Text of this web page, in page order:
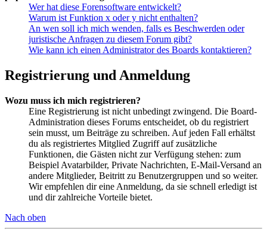
Wer hat diese Forensoftware entwickelt?
Warum ist Funktion x oder y nicht enthalten?
An wen soll ich mich wenden, falls es Beschwerden oder
juristische Anfragen zu diesem Forum gibt?
Wie kann ich einen Administrator des Boards kontaktieren?
Registrierung und Anmeldung
Wozu muss ich mich registrieren?
Eine Registrierung ist nicht unbedingt zwingend. Die Board-
Administration dieses Forums entscheidet, ob du registriert
sein musst, um Beiträge zu schreiben. Auf jeden Fall erhältst
du als registriertes Mitglied Zugriff auf zusätzliche
Funktionen, die Gästen nicht zur Verfügung stehen: zum
Beispiel Avatarbilder, Private Nachrichten, E-Mail-Versand an
andere Mitglieder, Beitritt zu Benutzergruppen und so weiter.
Wir empfehlen dir eine Anmeldung, da sie schnell erledigt ist
und dir zahlreiche Vorteile bietet.
Nach oben